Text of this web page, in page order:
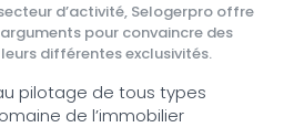
d’activité, Selogerpro offre
pour convaincre des
différentes exclusivités.
pilotage de tous types
de l’immobilier